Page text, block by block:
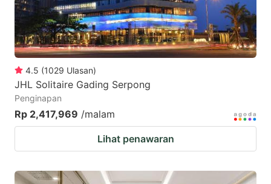
4.5 (1029 Ulasan)
JHL Solitaire Gading Serpong
Penginapan
Rp 2,417,969 /malam
Lihat penawaran